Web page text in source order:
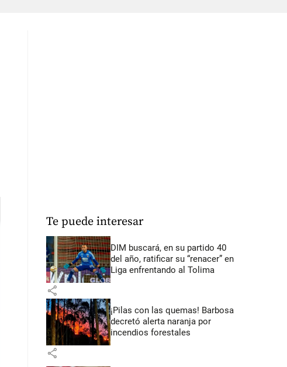
Te puede interesar
DIM buscará, en su partido 40
del año, ratificar su “renacer” en
Liga enfrentando al Tolima
share
¡Pilas con las quemas! Barbosa
decretó alerta naranja por
incendios forestales
share